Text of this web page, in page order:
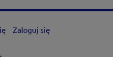
Zaloguj się